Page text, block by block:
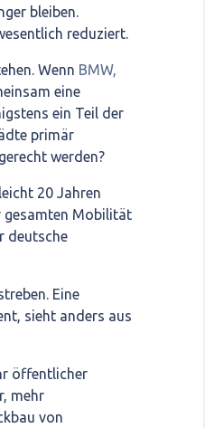
bleiben.
reduziert.
Wenn BMW,
eine
ein Teil der
primär
werden?
20 Jahren
gesamten Mobilität
deutsche
Eine
sieht anders aus
öffentlicher
mehr
von